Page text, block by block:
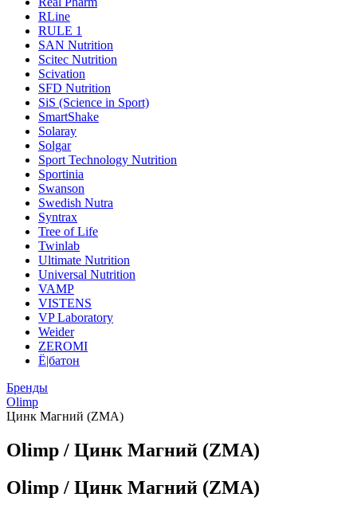
RLine
RULE 1
SAN Nutrition
Scitec Nutrition
Scivation
SFD Nutrition
SiS (Science in Sport)
SmartShake
Solaray
Solgar
Sport Technology Nutrition
Sportinia
Swanson
Swedish Nutra
Syntrax
Tree of Life
Twinlab
Ultimate Nutrition
Universal Nutrition
VAMP
VISTENS
VP Laboratory
Weider
ZEROMI
Ё|батон
Бренды
Olimp
Цинк Магний (ZMA)
Olimp / Цинк Магний (ZMA)
Olimp / Цинк Магний (ZMA)